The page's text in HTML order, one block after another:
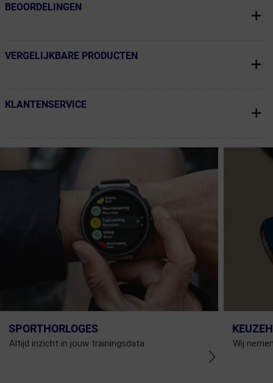
← Terug naar productnavigatie
BEOORDELINGEN
← Terug naar productnavigatie
VERGELIJKBARE PRODUCTEN
← Terug naar productnavigatie
KLANTENSERVICE
SPORTHORLOGES
Altijd inzicht in jouw trainingsdata Wij